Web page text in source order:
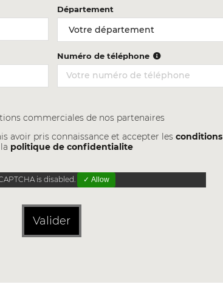
Département
Numéro de téléphone
commerciales de nos partenaires
avoir pris connaissance et accepter lesconditions
politique de confidentialite
is disabled. ✓ Allow
Valider